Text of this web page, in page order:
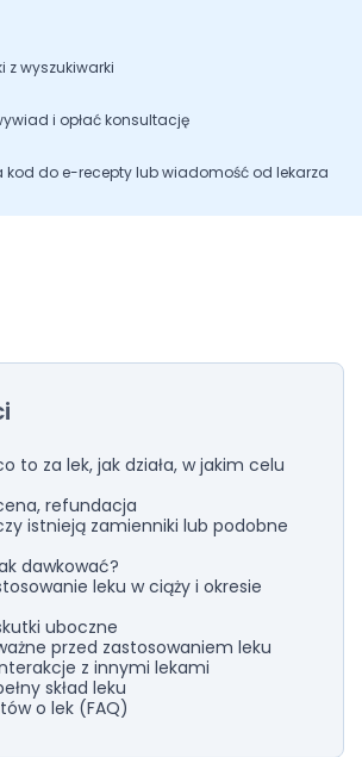
z wyszukiwarki
i opłać konsultację
kod do e-recepty lub wiadomość od lekarza
to za lek, jak działa, w jakim celu
refundacja
istnieją zamienniki lub podobne
dawkować?
leku w ciąży i okresie
uboczne
przed zastosowaniem leku
z innymi lekami
skład leku
o lek (FAQ)